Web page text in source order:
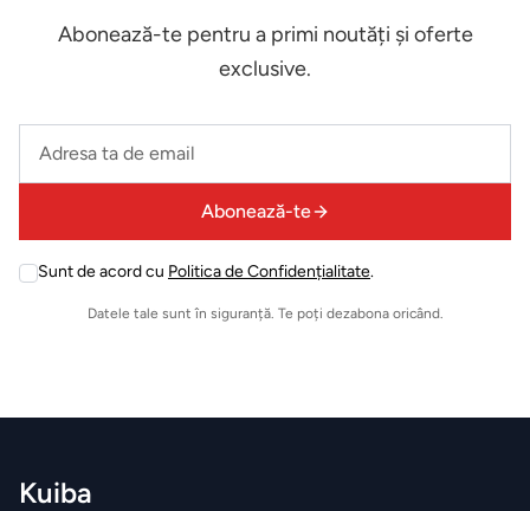
Fotolii
Masute
de
cafea
Abonează-te pentru a primi noutăți și oferte
exclusive.
this
Leave
Abonează-te
Sunt de acord cu Politica de Confidențialitate.
Datele tale sunt în siguranță. Te poți dezabona oricând.
Kuiba